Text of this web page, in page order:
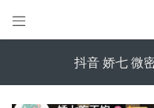

抖音 娇七 微